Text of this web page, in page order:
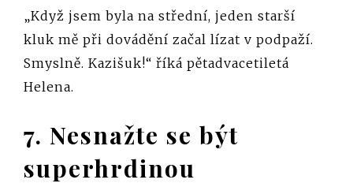
„Když jsem byla na střední, jeden starší
kluk mě při dovádění začal lízat v podpaží.
Smyslně. Kazišuk!“ říká pětadvacetiletá
Helena.
7. Nesnažte se být
superhrdinou